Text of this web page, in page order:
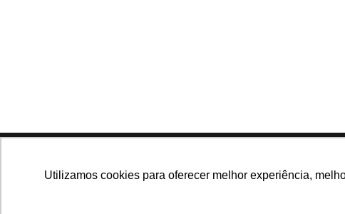
Utilizamos cookies para oferecer melhor experiência,